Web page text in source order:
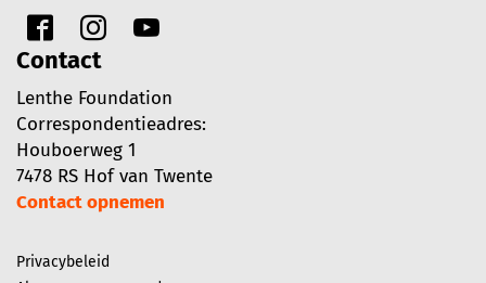
Contact
Lenthe Foundation
Correspondentieadres:
Houboerweg 1
7478 RS Hof van Twente
Contact opnemen
Privacybeleid